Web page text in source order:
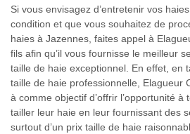
Si vous envisagez d’entretenir vos
condition et que vous souhaitez de
haies à Jazennes, faites appel à
fils afin qu’il vous fournisse le meilleur
taille de haie exceptionnel. En effet, en
taille de haie professionnelle, Elagueur
à comme objectif d’offrir l’opportunité
tailler leur haie en leur fournissant des
surtout d’un prix taille de haie